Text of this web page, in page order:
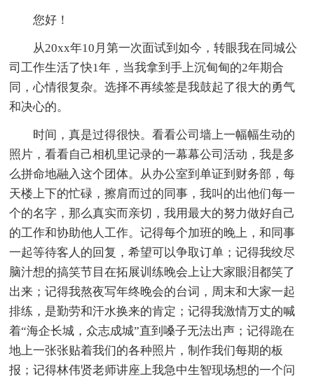
您好！
从20xx年10月第一次面试到如今，转眼我在同城公
司工作生活了快1年，当我拿到手上沉甸甸的2年期合
同，心情很复杂。选择不再续签是我鼓起了很大的勇气
和决心的。
时间，真是过得很快。看看公司墙上一幅幅生动的
照片，看看自己相机里记录的一幕幕公司活动，我是多
么拼命地融入这个团体。从办公室到单证到财务部，每
天楼上下的忙碌，擦肩而过的同事，我叫的出他们每一
个的名字，那么真实而亲切，我用最大的努力做好自己
的工作和协助他人工作。记得每个加班的晚上，和同事
一起等待客人的回复，希望可以争取订单；记得我绞尽
脑汁想的搞笑节目在拓展训练晚会上让大家眼泪都笑了
出来；记得我熬夜写年终晚会的台词，周末和大家一起
排练，是勤劳和汗水换来的肯定；记得我激情万丈的喊
着“海企长城，众志成城”直到嗓子无法出声；记得跪在
地上一张张贴着我们的各种照片，制作我们每期的板
报；记得林伟贤老师讲座上我急中生智现场想的一个问